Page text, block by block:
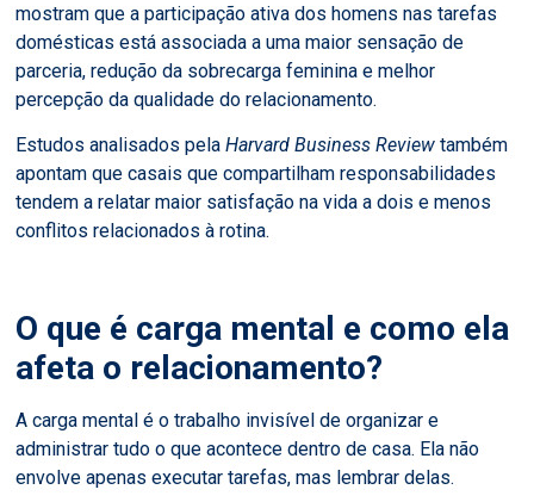
mostram que a participação ativa dos homens nas tarefas
domésticas está associada a uma maior sensação de
parceria, redução da sobrecarga feminina e melhor
percepção da qualidade do relacionamento.
Estudos analisados pelaHarvard Business Review também
apontam que casais que compartilham responsabilidades
tendem a relatar maior satisfação na vida a dois e menos
conflitos relacionados à rotina.
O que é carga mental e como ela
afeta o relacionamento?
A carga mental é o trabalho invisível de organizar e
administrar tudo o que acontece dentro de casa. Ela não
envolve apenas executar tarefas, mas lembrar delas.